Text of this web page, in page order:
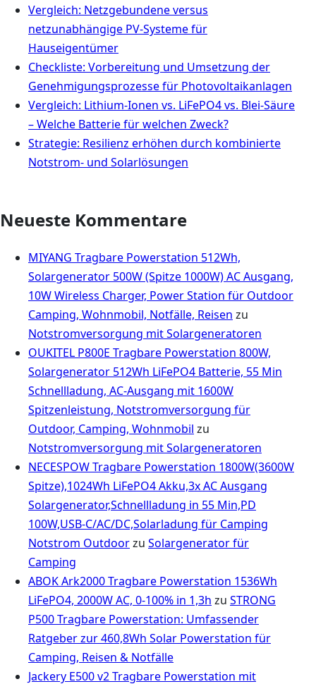
Vergleich: Netzgebundene versus
netzunabhängige PV-Systeme für
Hauseigentümer
Checkliste: Vorbereitung und Umsetzung der
Genehmigungsprozesse für Photovoltaikanlagen
Vergleich: Lithium-Ionen vs. LiFePO4 vs. Blei-Säure
– Welche Batterie für welchen Zweck?
Strategie: Resilienz erhöhen durch kombinierte
Notstrom- und Solarlösungen
Neueste Kommentare
MIYANG Tragbare Powerstation 512Wh,
Solargenerator 500W (Spitze 1000W) AC Ausgang,
10W Wireless Charger, Power Station für Outdoor
Camping, Wohnmobil, Notfälle, Reisen zu
Notstromversorgung mit Solargeneratoren
OUKITEL P800E Tragbare Powerstation 800W,
Solargenerator 512Wh LiFePO4 Batterie, 55 Min
Schnellladung, AC-Ausgang mit 1600W
Spitzenleistung, Notstromversorgung für
Outdoor, Camping, Wohnmobil zu
Notstromversorgung mit Solargeneratoren
NECESPOW Tragbare Powerstation 1800W(3600W
Spitze),1024Wh LiFePO4 Akku,3x AC Ausgang
Solargenerator,Schnellladung in 55 Min,PD
100W,USB-C/AC/DC,Solarladung für Camping
Notstrom Outdoorzu Solargenerator für
Camping
ABOK Ark2000 Tragbare Powerstation 1536Wh
LiFePO4, 2000W AC, 0-100% in 1,3h zu STRONG
P500 Tragbare Powerstation: Umfassender
Ratgeber zur 460,8Wh Solar Powerstation für
Camping, Reisen & Notfälle
Jackery E500 v2 Tragbare Powerstation mit